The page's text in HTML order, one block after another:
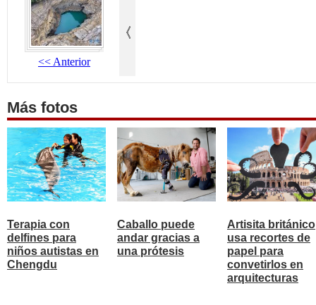
<< Anterior
Más fotos
Terapia con
delfines para
niños autistas en
Chengdu
Caballo puede
andar gracias a
una prótesis
Artisita británico
usa recortes de
papel para
convetirlos en
arquitecturas